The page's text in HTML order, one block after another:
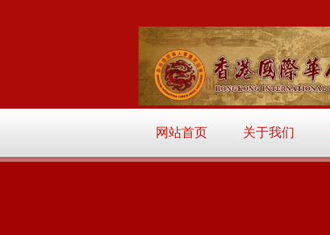
网站首页 关于我们